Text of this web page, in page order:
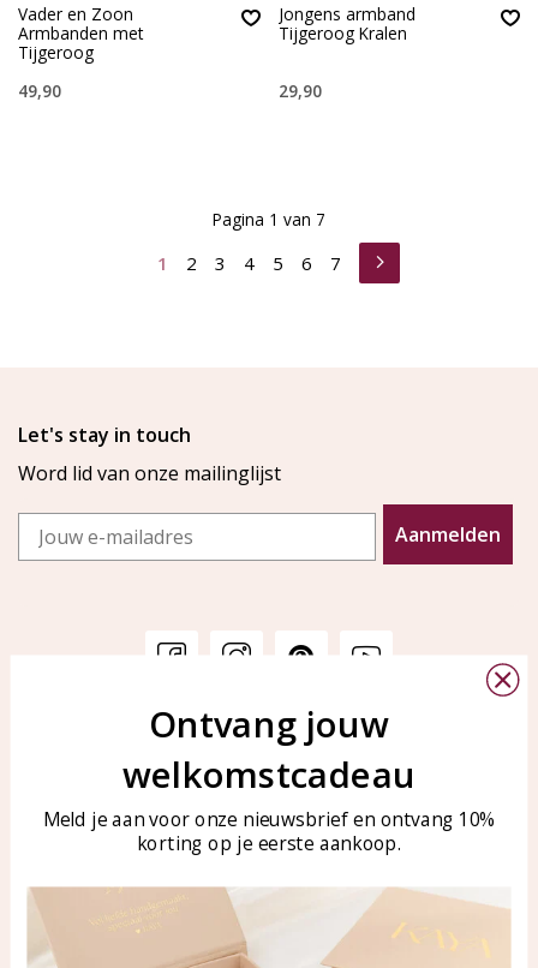
Vader en Zoon
Armbanden met
Tijgeroog
49,90
Jongens armband
Tijgeroog Kralen
29,90
1 2 3 4 5 6 7
Pagina 1 van 7
Let's stay in touch
Word lid van onze mailinglijst
Email
Aanmelden
Veelgestelde vragen
Sieraden onderhouden
KAYA Sieraden
Bellen of WhatsApp Ma-Vr
tussen 09:00-17:00
Tel: 0850003187
WhatsApp: 0850003187
klantenservice@kayasierade
Ontvang jouw
welkomstcadeau
Meld je aan voor onze nieuwsbrief en ontvang 10%
korting op je eerste aankoop.